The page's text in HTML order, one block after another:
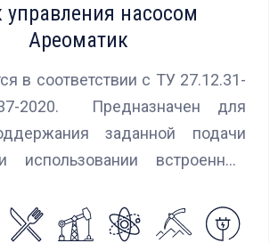
управления насосом
Ареоматик
в соответствии с ТУ 27.12.31-
2020. Предназначен для
заданной подачи
использовании встроенных
Ареоматик совместим с